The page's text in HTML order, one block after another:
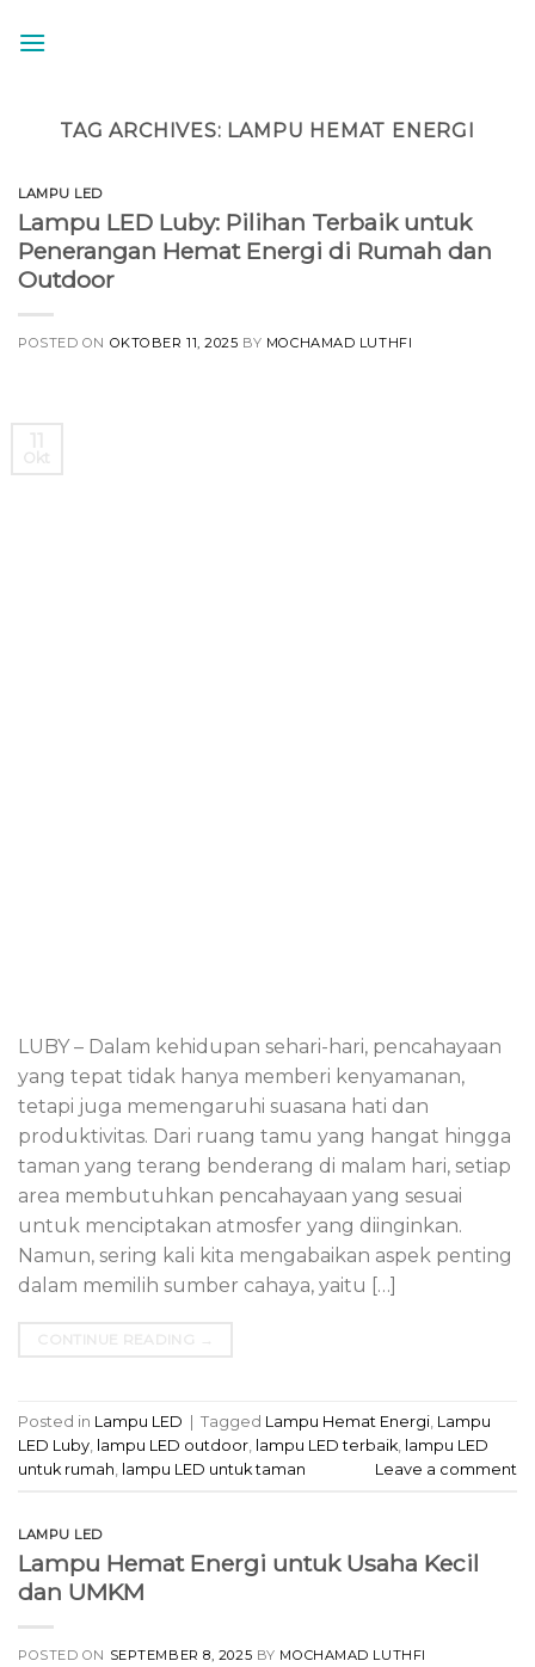
TAG ARCHIVES: LAMPU HEMAT ENERGI
LAMPU LED
Lampu LED Luby: Pilihan Terbaik untuk
Penerangan Hemat Energi di Rumah dan
Outdoor
POSTED ON OKTOBER 11, 2025 BY MOCHAMAD LUTHFI
LUBY – Dalam kehidupan sehari-hari, pencahayaan
yang tepat tidak hanya memberi kenyamanan,
tetapi juga memengaruhi suasana hati dan
produktivitas. Dari ruang tamu yang hangat hingga
taman yang terang benderang di malam hari, setiap
area membutuhkan pencahayaan yang sesuai
untuk menciptakan atmosfer yang diinginkan.
Namun, sering kali kita mengabaikan aspek penting
dalam memilih sumber cahaya, yaitu […]
Posted in Lampu LED | Tagged Lampu Hemat Energi Lampu
LED Luby lampu LED outdoor lampu LED terbaik lampu LED
untuk rumah lampu LED untuk taman Leave a comment
LAMPU LED
Lampu Hemat Energi untuk Usaha Kecil
dan UMKM
POSTED ON SEPTEMBER 8, 2025 BY MOCHAMAD LUTHFI